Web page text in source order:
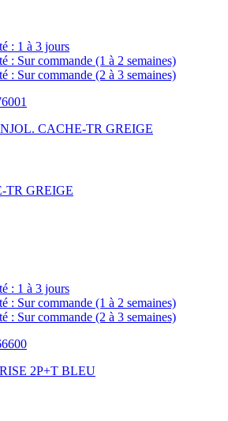
: 1 à 3 jours
: Sur commande (1 à 2 semaines)
: Sur commande (2 à 3 semaines)
TR GREIGE
: 1 à 3 jours
: Sur commande (1 à 2 semaines)
: Sur commande (2 à 3 semaines)